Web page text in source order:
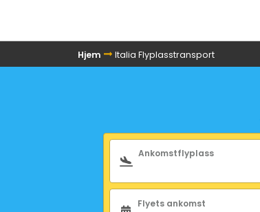
Hjem Italia Flyplasstransport
Søkeskjema
Ankomstflyplass
Flyets ankomst